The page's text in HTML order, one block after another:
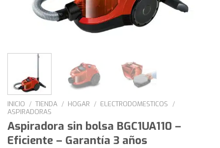
INICIO / TIENDA / HOGAR / ELECTRODOMESTICOS
/
ASPIRADORAS
Aspiradora sin bolsa BGC1UA110 –
Eficiente – Garantía 3 años